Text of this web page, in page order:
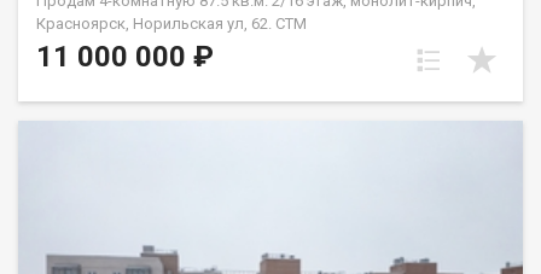
Красноярск, Норильская ул, 62. СТМ
11 000 000 ₽